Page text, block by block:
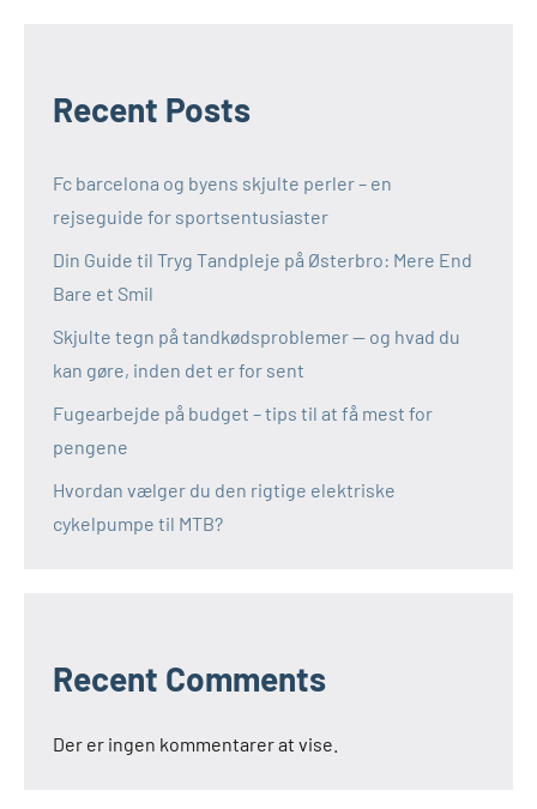
Recent Posts
Fc barcelona og byens skjulte perler – en
rejseguide for sportsentusiaster
Din Guide til Tryg Tandpleje på Østerbro: Mere End
Bare et Smil
Skjulte tegn på tandkødsproblemer — og hvad du
kan gøre, inden det er for sent
Fugearbejde på budget – tips til at få mest for
pengene
Hvordan vælger du den rigtige elektriske
cykelpumpe til MTB?
Recent Comments
Der er ingen kommentarer at vise.